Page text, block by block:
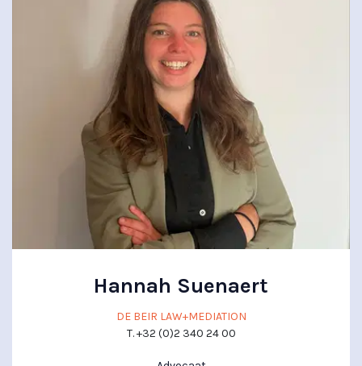
Hannah Suenaert
DE BEIR LAW+MEDIATION
T. +32 (0)2 340 24 00